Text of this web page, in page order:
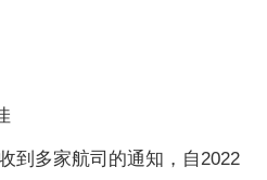
到多家航司的通知，自2022